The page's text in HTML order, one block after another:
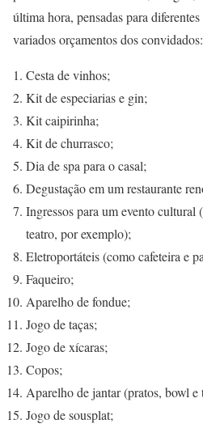
última hora, pensadas para
variados orçamentos dos convidados:
Cesta de vinhos;
Kit de especiarias e gin;
Kit caipirinha;
Kit de churrasco;
Dia de spa para o casal;
Degustação em um restaurante
Ingressos para um evento cultural
teatro, por exemplo);
Eletroportáteis (como cafeteira e
Faqueiro;
Aparelho de fondue;
Jogo de taças;
Jogo de xícaras;
Copos;
Aparelho de jantar (pratos, bowl e
Jogo de sousplat;